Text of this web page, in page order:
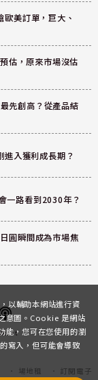
美訂單，巨大、
估，原來市場沒估
先創高？從產品結
入獲利成長期？
一路看到2030年？
圓瞬間成為市場焦
場地租
訂閱電子
以輔助本網站進行資
意圖。Cookie 是網站
能，您可在您使用的瀏
寫入，但可能會導致